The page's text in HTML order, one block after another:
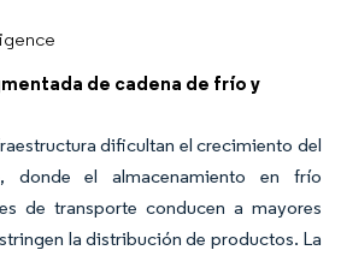
de cadena de frío y
dificultan el crecimiento del
donde el almacenamiento en frío
de transporte conducen a mayores
la distribución de productos. La